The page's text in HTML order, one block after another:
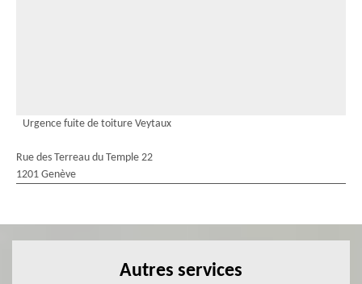
Urgence fuite de toiture Veytaux
Rue des Terreau du Temple 22
1201 Genève
Autres services